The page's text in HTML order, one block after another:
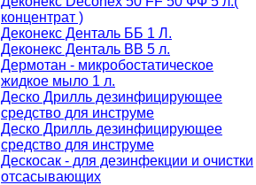
концентрат )
Деконекс Денталь ББ 1 Л.
Деконекс Денталь ВВ 5 л.
Дермотан - микробостатическое
жидкое мыло 1 л.
Деско Дрилль дезинфицирующее
средство для инструме
Деско Дрилль дезинфицирующее
средство для инструме
Дескосак - для дезинфекции и очистки
отсасывающих